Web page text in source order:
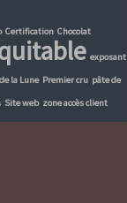
Certification Chocolat
exposant
la Lune Premier cru pâte de
Site web zone accès client